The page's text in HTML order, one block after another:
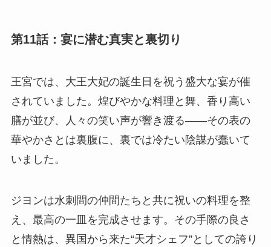
第11話：宴に潜む真実と裏切り
王宮では、大王大妃の誕生日を祝う盛大な宴が催
されていました。煌びやかな料理と舞、香り高い
膳が並び、人々の笑い声が響き渡る――その表の
華やかさとは裏腹に、裏では冷たい陰謀が蠢いて
いました。
ジヨンは水刺間の仲間たちと共に祝いの料理を整
え、最高の一皿を完成させます。その手際の良さ
と情熱は、異国から来た“天才シェフ”としての誇り